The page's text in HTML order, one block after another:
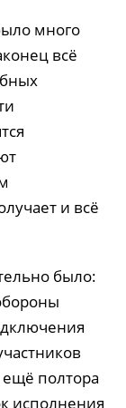
много
всё
и всё
было:
полтора
исполнения